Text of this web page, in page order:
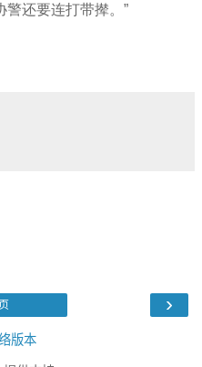
警还要连打带撵。”
›
版本